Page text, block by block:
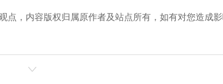
点，内容版权归属原作者及站点所有，如有对您造成